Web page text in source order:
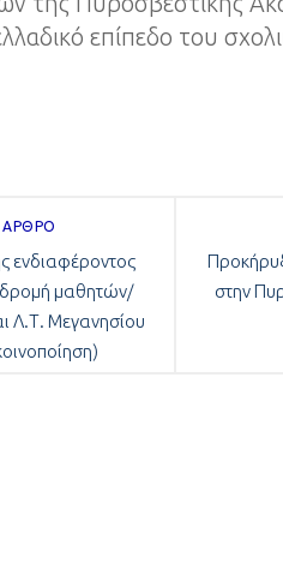
επίπεδο του
στην
ενδιαφέροντος
μαθητών/
Λ.Τ. Μεγανησίου